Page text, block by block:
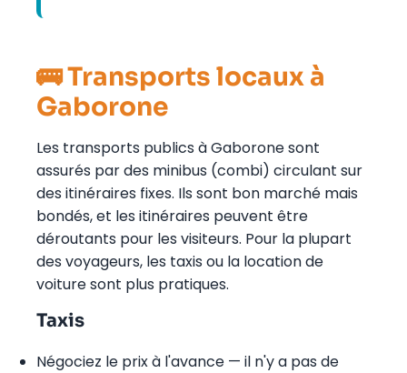
🚌 Transports locaux à
Gaborone
Les transports publics à Gaborone sont
assurés par des minibus (combi) circulant sur
des itinéraires fixes. Ils sont bon marché mais
bondés, et les itinéraires peuvent être
déroutants pour les visiteurs. Pour la plupart
des voyageurs, les taxis ou la location de
voiture sont plus pratiques.
Taxis
Négociez le prix à l'avance — il n'y a pas de